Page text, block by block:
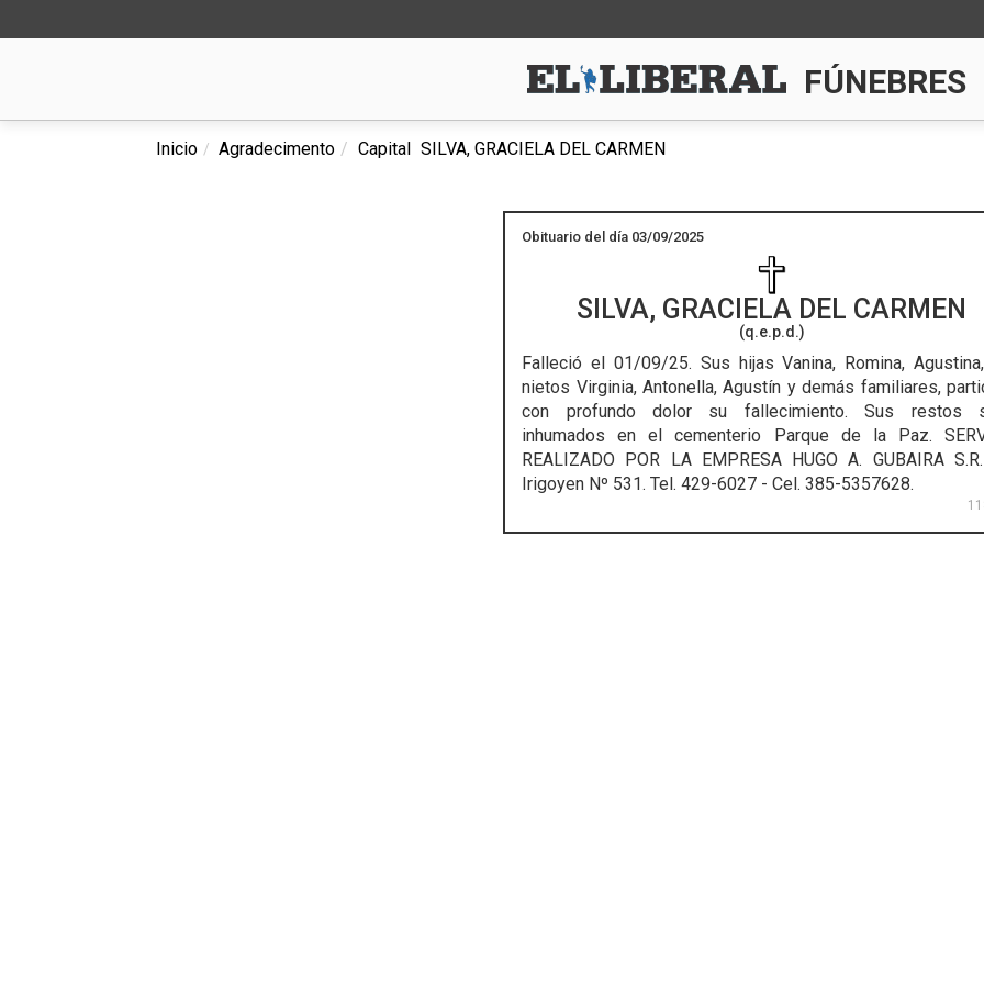
FÚNEBRES
Inicio Agradecimento Capital SILVA, GRACIELA DEL CARMEN
Obituario del día 03/09/2025
SILVA, GRACIELA DEL CARMEN
(q.e.p.d.)
Falleció el 01/09/25. Sus hijas Vanina, Romina,
nietos Virginia, Antonella, Agustín y demás familiares,
con profundo dolor su fallecimiento. Sus restos
inhumados en el cementerio Parque de la Paz.
REALIZADO POR LA EMPRESA HUGO A. GUBAIRA
Irigoyen Nº 531. Tel. 429-6027 - Cel. 385-5357628.